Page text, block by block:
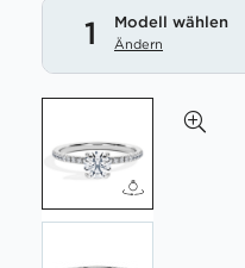
1 Modell wählen
Ändern
der
Bildgalerie
springen